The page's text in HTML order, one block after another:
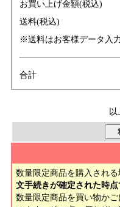
お買い上げ金額(税込)
送料(税込)
※送料はお客様データ入
合計
以
数量限定商品を購入され
文手続きが確定された時点
数量限定商品を買い物か